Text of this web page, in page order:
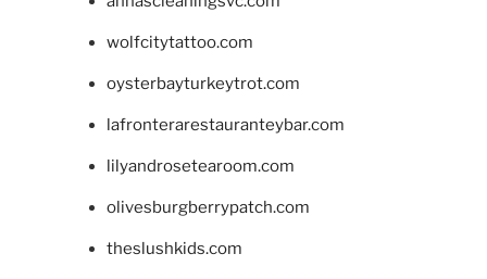
wolfcitytattoo.com
oysterbayturkeytrot.com
lafronterarestauranteybar.com
lilyandrosetearoom.com
olivesburgberrypatch.com
theslushkids.com